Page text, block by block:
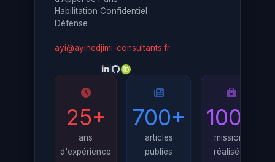
Habilitation Confidentiel
Défense
ayi@ayinedjimi-consultants.fr
25+
ans
d'expérience
700+
articles
publiés
100+
missions
réalisées